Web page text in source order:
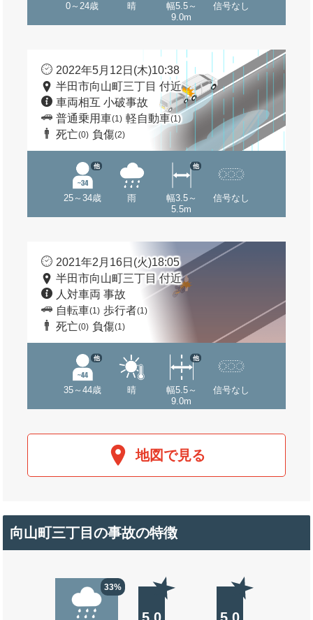
0～24歳 晴
幅5.5～
9.0m
信号なし
2022年5月12日(木)10:38
半田市向山町三丁目 付近
車両相互 小破事故
普通乗用車(1) 軽自動車(1)
死亡(0) 負傷(2)
25～34歳
他
雨
幅3.5～
5.5m
他
信号なし
2021年2月16日(火)18:05
半田市向山町三丁目 付近
人対車両 事故
自転車(1) 歩行者(1)
死亡(0) 負傷(1)
35～44歳
他
晴
幅5.5～
9.0m
他
信号なし
地図で見る
向山町三丁目の事故の特徴
33%
5.0 5.0